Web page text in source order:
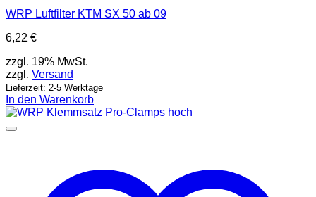
WRP Luftfilter KTM SX 50 ab 09
6,22 €
zzgl. 19% MwSt.
zzgl. Versand
Lieferzeit: 2-5 Werktage
In den Warenkorb